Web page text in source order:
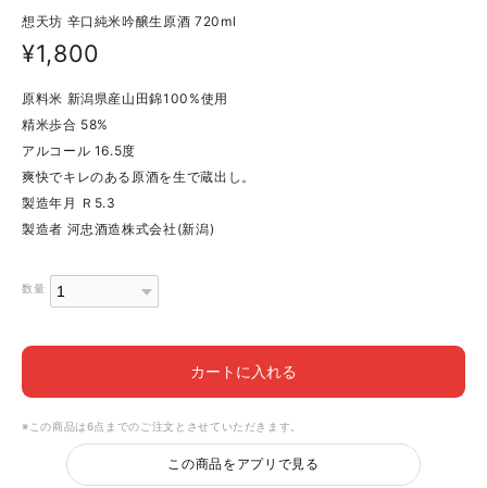
想天坊 辛口純米吟醸生原酒 720ml
¥1,800
原料米 新潟県産山田錦100%使用
精米歩合 58%
アルコール 16.5度
爽快でキレのある原酒を生で蔵出し。
製造年月 Ｒ5.3
製造者 河忠酒造株式会社(新潟)
数量
カートに入れる
※この商品は6点までのご注文とさせていただきます。
この商品をアプリで見る